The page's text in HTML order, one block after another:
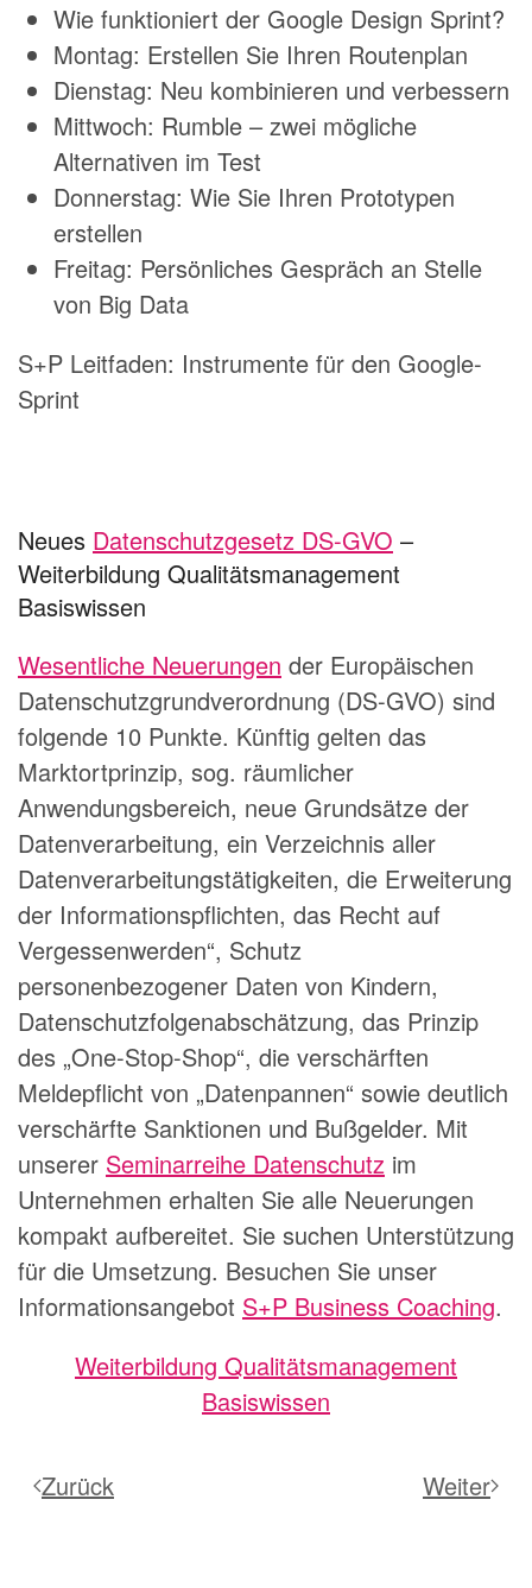
Wie funktioniert der Google Design Sprint?
Montag: Erstellen Sie Ihren Routenplan
Dienstag: Neu kombinieren und verbessern
Mittwoch: Rumble – zwei mögliche
Alternativen im Test
Donnerstag: Wie Sie Ihren Prototypen
erstellen
Freitag: Persönliches Gespräch an Stelle
von Big Data
S+P Leitfaden: Instrumente für den Google-
Sprint
Neues Datenschutzgesetz DS-GVO –
Weiterbildung Qualitätsmanagement
Basiswissen
Wesentliche Neuerungen der Europäischen
Datenschutzgrundverordnung (DS-GVO) sind
folgende 10 Punkte. Künftig gelten das
Marktortprinzip, sog. räumlicher
Anwendungsbereich, neue Grundsätze der
Datenverarbeitung, ein Verzeichnis aller
Datenverarbeitungstätigkeiten, die Erweiterung
der Informationspflichten, das Recht auf
Vergessenwerden“, Schutz
personenbezogener Daten von Kindern,
Datenschutzfolgenabschätzung, das Prinzip
des „One-Stop-Shop“, die verschärften
Meldepflicht von „Datenpannen“ sowie deutlich
verschärfte Sanktionen und Bußgelder. Mit
unserer Seminarreihe Datenschutz im
Unternehmen erhalten Sie alle Neuerungen
kompakt aufbereitet. Sie suchen Unterstützung
für die Umsetzung. Besuchen Sie unser
Informationsangebot S+P Business Coaching.
Weiterbildung Qualitätsmanagement
Basiswissen
Zurück Weiter